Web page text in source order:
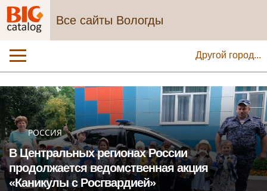
Все сайты Вологды
Другой город...
РОССИЯ
В Центральных регионах России
продолжается ведомственная акция
«Каникулы с Росгвардией»